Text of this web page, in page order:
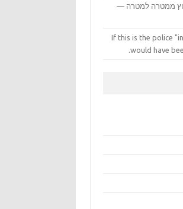
ממטרה למטרה —
If this is the police
would have